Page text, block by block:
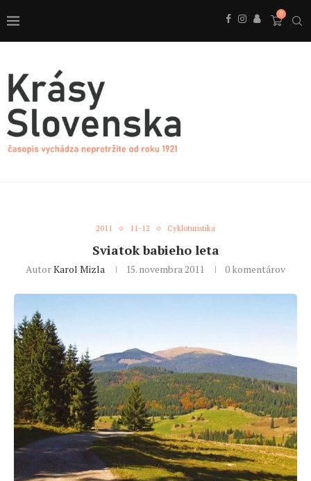
0
2011 11-12 Cykloturistika
Sviatok babieho leta
AutorKarol Mizla 15. novembra 2011 0 komentárov